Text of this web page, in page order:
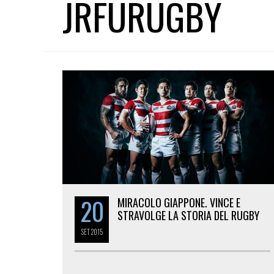
JRFURUGBY
20
SET2015
MIRACOLO GIAPPONE. VINCE E
STRAVOLGE LA STORIA DEL RUGBY